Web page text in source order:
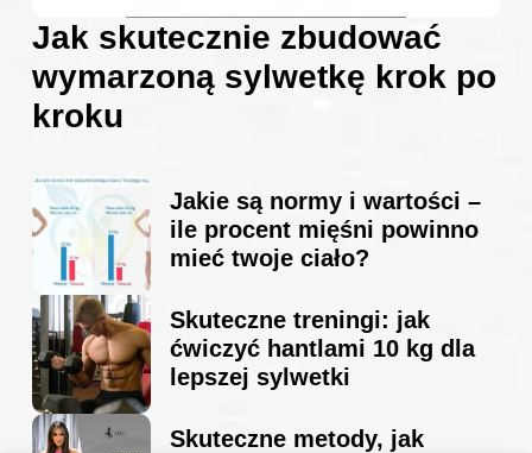
Jak skutecznie zbudować
wymarzoną sylwetkę krok po
kroku
Jakie są normy i wartości –
ile procent mięśni powinno
mieć twoje ciało?
Skuteczne treningi: jak
ćwiczyć hantlami 10 kg dla
lepszej sylwetki
Skuteczne metody, jak